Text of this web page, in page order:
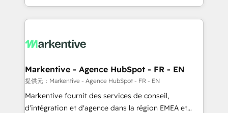
Loop Marketing framework through expert-led
services, smart agents, and purpose-built apps,
results, fast. ⚙️CRM & RevOps: Align all Hubs to your
🎯Demand Gen & ABM: Drive pipeline with inbound,
ABM, AEO, SEO, & paid media. 👩‍💻Web Design:
Build high-performing websites with UX, messaging,
& conversion strategy that drive results. 🤖AI
Markentive - Agence HubSpot - FR - EN
提供元：Markentive - Agence HubSpot - FR - EN
Markentive fournit des services de conseil,
d'intégration et d'agence dans la région EMEA et